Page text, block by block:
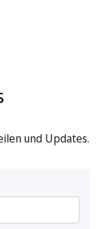
und Updates.